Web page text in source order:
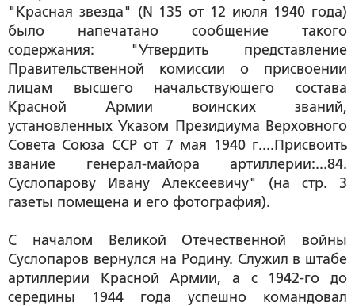
"Красная звезда" (N 135 от 12 июля 1940 года)
было напечатано сообщение такого
содержания: "Утвердить представление
Правительственной комиссии о присвоении
лицам высшего начальствующего состава
Красной Армии воинских званий,
установленных Указом Президиума Верховного
Совета Союза ССР от 7 мая 1940 г....Присвоить
звание генерал-майора артиллерии:...84.
Суслопарову Ивану Алексеевичу" (на стр. 3
газеты помещена и его фотография).
С началом Великой Отечественной войны
Суслопаров вернулся на Родину. Служил в штабе
артиллерии Красной Армии, а с 1942-го до
середины 1944 года успешно командовал